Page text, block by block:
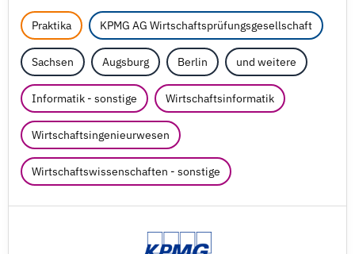
Praktika KPMG AG Wirtschaftsprüfungsgesellschaft
Sachsen Augsburg Berlin und weitere
Informatik - sonstige Wirtschaftsinformatik
Wirtschaftsingenieurwesen
Wirtschaftswissenschaften - sonstige